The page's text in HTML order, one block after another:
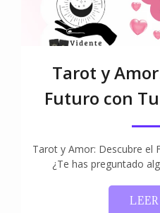
Tarot y
Futuro con
Tarot y Amor: Descubre el
¿Te has preguntado